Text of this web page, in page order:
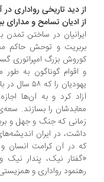
دید تاریخی رواداری در
ادیان تسامح و مدارای بیشتری
در ساختن تمدن بشری
و توحش حاكم مطلق در
بزرگ امپراتوری گسترده و
گوناگون به طور
كرد و به آن‌ها اجازه
را بسازند. سعه‌ی
كه جنگ و جهل و
در ایران اندیشه‌های
در آن كرامت انسان و
نیک، پندار نیک و
رواداری و همزیستی